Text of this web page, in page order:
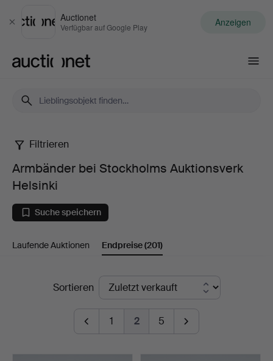
Schließen
Auctionet
Verfügbar auf Google Play Anzeigen
Armbänder
bei
Stockholms
Auktionsverk
Filtrieren
Armbänder bei Stockholms Auktionsverk
Helsinki
Suche speichern
Laufende Auktionen Endpreise(201)
EndpreiseSortieren
1 2 5